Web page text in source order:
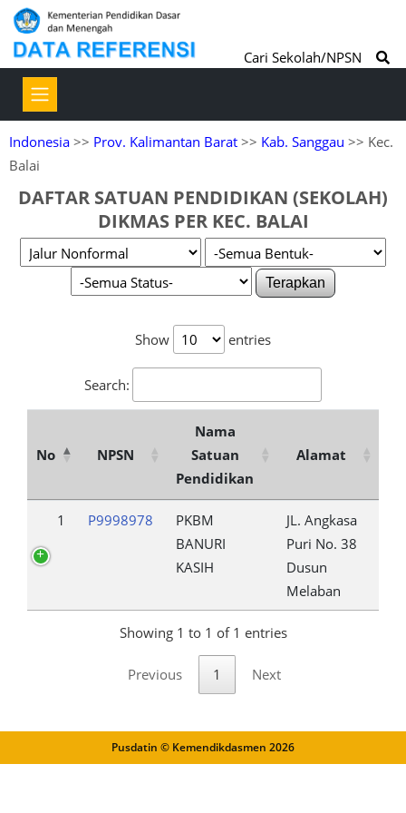
Cari Sekolah/NPSN
Indonesia >> Prov. Kalimantan Barat >> Kab. Sanggau >> Kec.
Balai
DAFTAR SATUAN PENDIDIKAN (SEKOLAH)
DIKMAS PER KEC. BALAI
Terapkan
Show entries
Search:
No NPSN
Nama
Satuan
Pendidikan
Alamat
1 P9998978
PKBM
BANURI
KASIH
JL. Angkasa
Puri No. 38
Dusun
Melaban
Showing 1 to 1 of 1 entries
Previous 1 Next
Pusdatin © Kemendikdasmen 2026